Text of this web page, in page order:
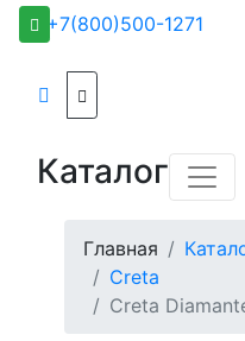
+7(800)500-1271
Каталог
Главная
Creta
Creta